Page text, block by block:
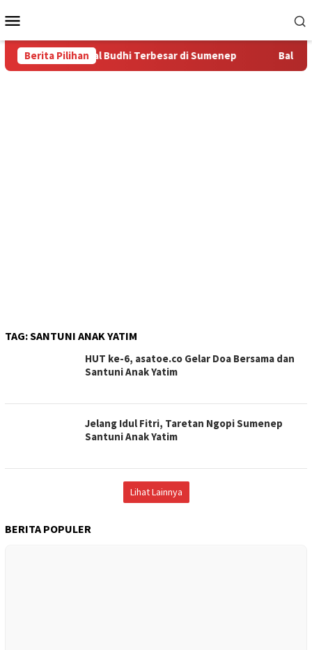
ke
Mobile
Berita Pilihan
Komunitas Bal Budhi Terbesar di Sumenep Bal
TAG:SANTUNI ANAK YATIM
HUT ke-6, asatoe.co Gelar Doa Bersama dan
Santuni Anak Yatim
Jelang Idul Fitri, Taretan Ngopi Sumenep
Santuni Anak Yatim
Lihat Lainnya
BERITA POPULER